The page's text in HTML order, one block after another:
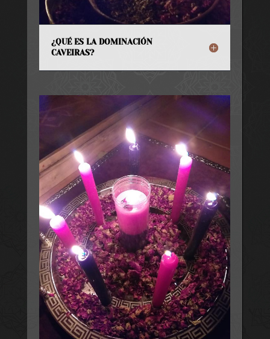
¿QUÉ ES LA DOMINACIÓN
CAVEIRAS?